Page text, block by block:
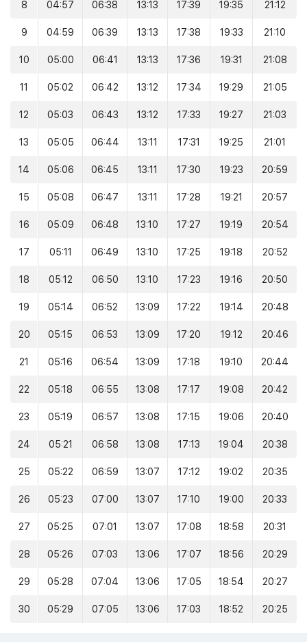
8 04:57 06:38 13:13 17:39 19:35 21:12
9 04:59 06:39 13:13 17:38 19:33 21:10
10 05:00 06:41 13:13 17:36 19:31 21:08
11 05:02 06:42 13:12 17:34 19:29 21:05
12 05:03 06:43 13:12 17:33 19:27 21:03
13 05:05 06:44 13:11 17:31 19:25 21:01
14 05:06 06:45 13:11 17:30 19:23 20:59
15 05:08 06:47 13:11 17:28 19:21 20:57
16 05:09 06:48 13:10 17:27 19:19 20:54
17 05:11 06:49 13:10 17:25 19:18 20:52
18 05:12 06:50 13:10 17:23 19:16 20:50
19 05:14 06:52 13:09 17:22 19:14 20:48
20 05:15 06:53 13:09 17:20 19:12 20:46
21 05:16 06:54 13:09 17:18 19:10 20:44
22 05:18 06:55 13:08 17:17 19:08 20:42
23 05:19 06:57 13:08 17:15 19:06 20:40
24 05:21 06:58 13:08 17:13 19:04 20:38
25 05:22 06:59 13:07 17:12 19:02 20:35
26 05:23 07:00 13:07 17:10 19:00 20:33
27 05:25 07:01 13:07 17:08 18:58 20:31
28 05:26 07:03 13:06 17:07 18:56 20:29
29 05:28 07:04 13:06 17:05 18:54 20:27
30 05:29 07:05 13:06 17:03 18:52 20:25